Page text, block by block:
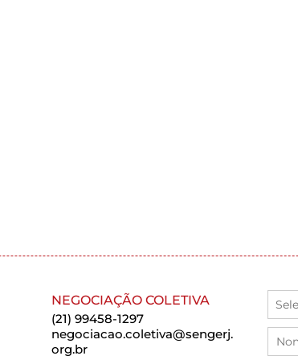
NEGOCIAÇÃO COLETIVA
(21) 99458-1297
negociacao.coletiva@sengerj.
org.br